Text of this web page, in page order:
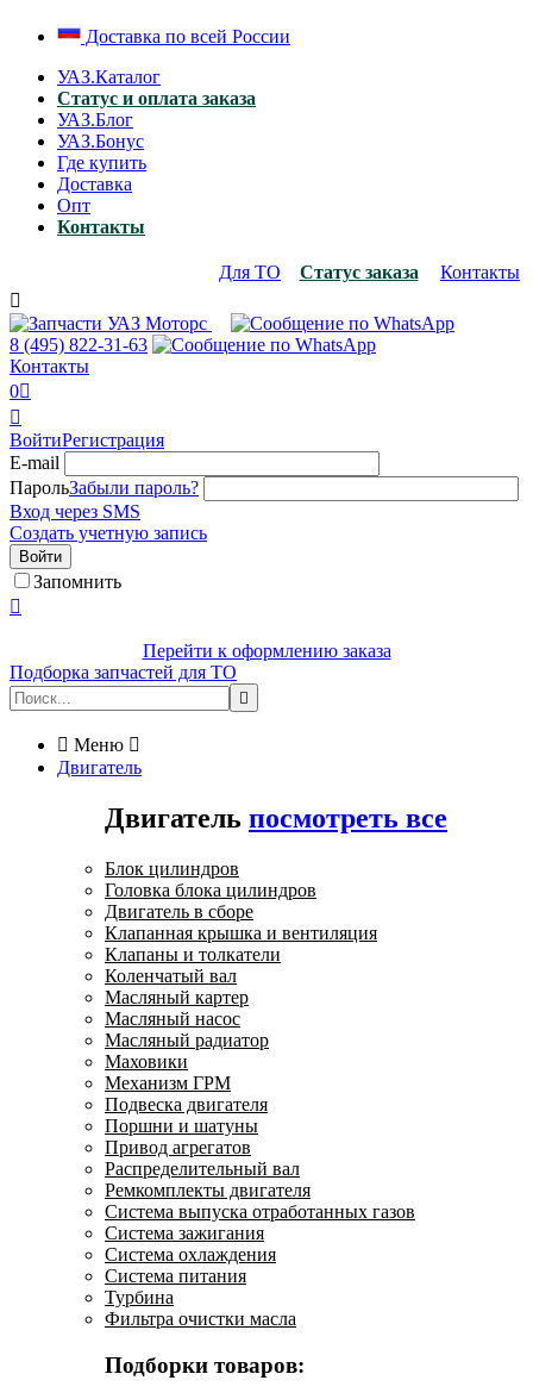
Доставка по всей России
УАЗ.Каталог
Статус и оплата заказа
УАЗ.Блог
УАЗ.Бонус
Где купить
Доставка
Опт
Контакты
Для ТО Статус заказа
Контакты

8 (495) 822-31-63
Контакты
0

ВойтиРегистрация
E-mail
ПарольЗабыли пароль?
Вход через SMS
Создать учетную запись
Войти
Запомнить

Перейти к оформлению заказа
Подборка запчастей для ТО

 Меню 
Двигатель
Двигатель посмотреть все
Блок цилиндров
Головка блока цилиндров
Двигатель в сборе
Клапанная крышка и вентиляция
Клапаны и толкатели
Коленчатый вал
Масляный картер
Масляный насос
Масляный радиатор
Маховики
Механизм ГРМ
Подвеска двигателя
Поршни и шатуны
Привод агрегатов
Распределительный вал
Ремкомплекты двигателя
Система выпуска отработанных газов
Система зажигания
Система охлаждения
Система питания
Турбина
Фильтра очистки масла
Подборки товаров: